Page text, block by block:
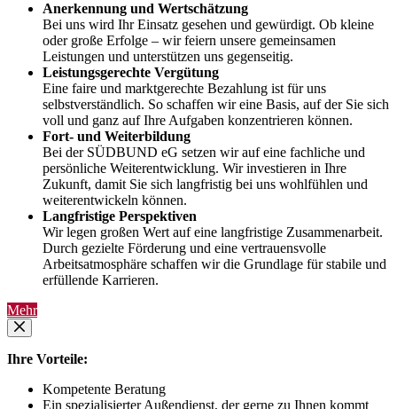
Anerkennung und Wertschätzung
Bei uns wird Ihr Einsatz gesehen und gewürdigt. Ob kleine
oder große Erfolge – wir feiern unsere gemeinsamen
Leistungen und unterstützen uns gegenseitig.
Leistungsgerechte Vergütung
Eine faire und marktgerechte Bezahlung ist für uns
selbstverständlich. So schaffen wir eine Basis, auf der Sie sich
voll und ganz auf Ihre Aufgaben konzentrieren können.
Fort- und Weiterbildung
Bei der SÜDBUND eG setzen wir auf eine fachliche und
persönliche Weiterentwicklung. Wir investieren in Ihre
Zukunft, damit Sie sich langfristig bei uns wohlfühlen und
weiterentwickeln können.
Langfristige Perspektiven
Wir legen großen Wert auf eine langfristige Zusammenarbeit.
Durch gezielte Förderung und eine vertrauensvolle
Arbeitsatmosphäre schaffen wir die Grundlage für stabile und
erfüllende Karrieren.
Mehr
Ihre Vorteile:
Kompetente Beratung
Ein spezialisierter Außendienst, der gerne zu Ihnen kommt